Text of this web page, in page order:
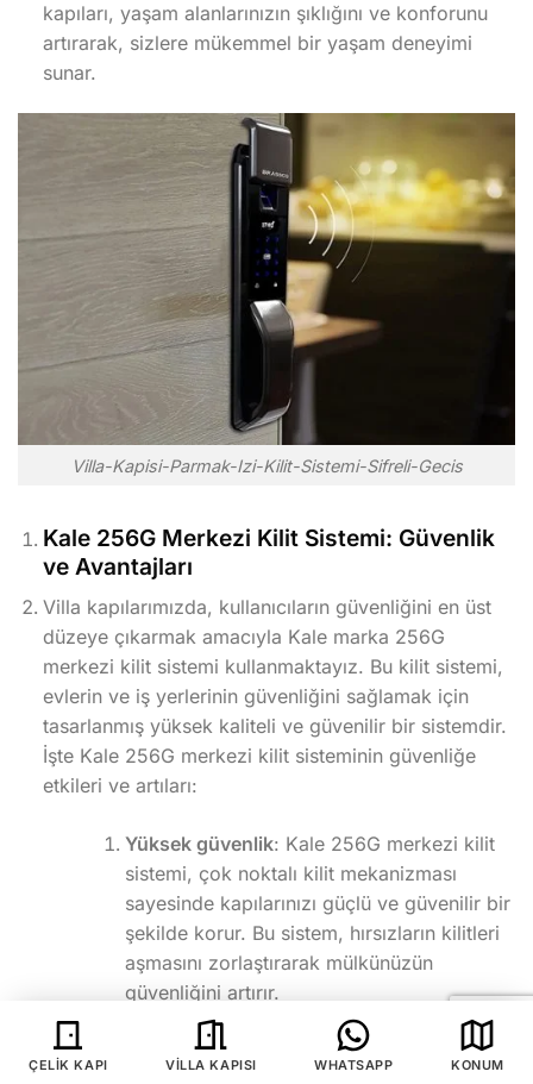
kapıları, yaşam alanlarınızın şıklığını ve konforunu
artırarak, sizlere mükemmel bir yaşam deneyimi
sunar.
Villa-Kapisi-Parmak-Izi-Kilit-Sistemi-Sifreli-Gecis
Kale 256G Merkezi Kilit Sistemi: Güvenlik
ve Avantajları
Villa kapılarımızda, kullanıcıların güvenliğini en üst
düzeye çıkarmak amacıyla Kale marka 256G
merkezi kilit sistemi kullanmaktayız. Bu kilit sistemi,
evlerin ve iş yerlerinin güvenliğini sağlamak için
tasarlanmış yüksek kaliteli ve güvenilir bir sistemdir.
İşte Kale 256G merkezi kilit sisteminin güvenliğe
etkileri ve artıları:
Yüksek güvenlik: Kale 256G merkezi kilit
sistemi, çok noktalı kilit mekanizması
sayesinde kapılarınızı güçlü ve güvenilir bir
şekilde korur. Bu sistem, hırsızların kilitleri
aşmasını zorlaştırarak mülkünüzün
güvenliğini artırır.
Kırılma direnci
: Kale 256G, özel olarak
tasarlanmış kilit silindirleri ve çelik
ÇELIK KAPI VILLA KAPISI WHATSAPP KONUM